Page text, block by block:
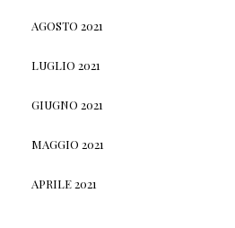
AGOSTO 2021
LUGLIO 2021
GIUGNO 2021
MAGGIO 2021
APRILE 2021